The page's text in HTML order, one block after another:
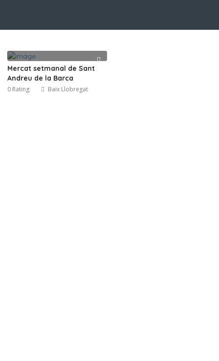
Mercat setmanal de Sant
Andreu de la Barca
0 Rating Baix Llobregat